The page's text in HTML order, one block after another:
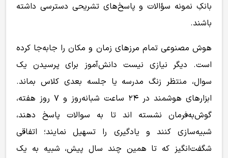
بانکِ نمونه سؤالات و پاسخ‌های تشریحی دسترسی داشته
باشند.
هوش مصنوعی تمام مرزهای زمان و مکان را جابه‌جا کرده
است. دیگر نیازی نیست دانش‌آموز برای پرسیدن یک
سوال، منتظر زنگ مدرسه یا جلسه بعدی کلاس بماند.
ابزارهای هوشمند در ۲۴ ساعت شبانه‌روز و ۷ روز هفته،
گوش‌به‌فرمان نشسته اند تا به سوالات پاسخ دهند،
شبیه‌سازی کنند و یادگیری را تسهیل نمایند؛ اتفاقی
شگفت‌انگیز که تا همین چند سال پیش، شبیه به یک